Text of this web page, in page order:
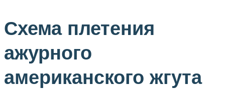
Схема плетения
ажурного
американского жгута